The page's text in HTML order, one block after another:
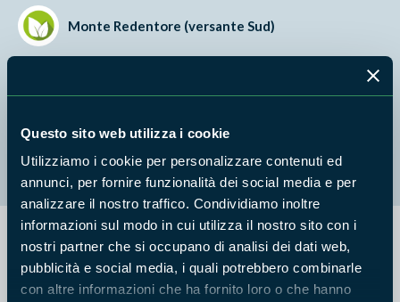
Questo sito web utilizza i cookie
Utilizziamo i cookie per personalizzare contenuti ed
annunci, per fornire funzionalità dei social media e per
analizzare il nostro traffico. Condividiamo inoltre
informazioni sul modo in cui utilizza il nostro sito con i
nostri partner che si occupano di analisi dei dati web,
pubblicità e social media, i quali potrebbero combinarle
con altre informazioni che ha fornito loro o che hanno
Monte Redentore (versante Sud)
Avviso di selezione per il conferimento di un incarico di
prestazione professionale specialistica a carattere fiscale-